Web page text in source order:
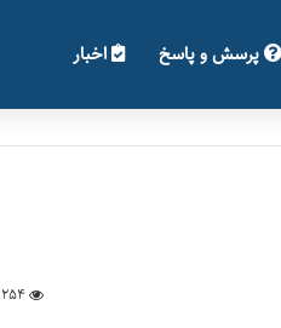
پرسش و پاسخ اخبار
254